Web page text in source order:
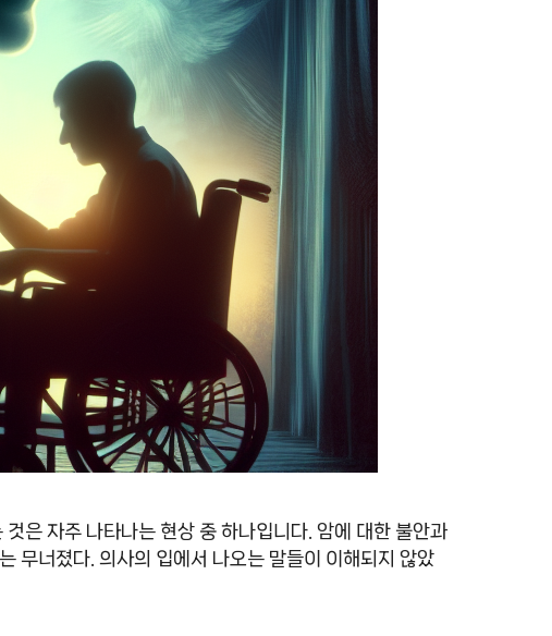
은 자주 나타나는 현상 중 하나입니다. 암에 대한 불안과
무너졌다. 의사의 입에서 나오는 말들이 이해되지 않았